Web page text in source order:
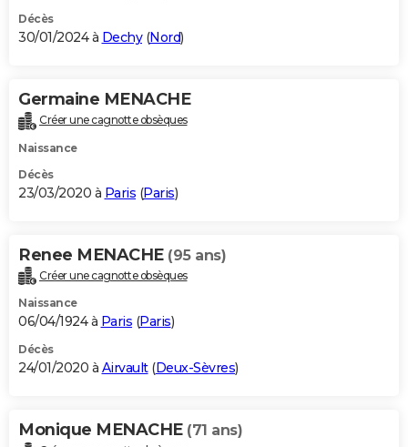
Décès
30/01/2024 à Dechy(Nord)
Germaine MENACHE
Créer une cagnotte obsèques
Naissance
Décès
23/03/2020 à Paris (Paris)
Renee MENACHE (95 ans)
Créer une cagnotte obsèques
Naissance
06/04/1924 à Paris (Paris)
Décès
24/01/2020 à Airvault(Deux-Sèvres)
Monique MENACHE (71 ans)